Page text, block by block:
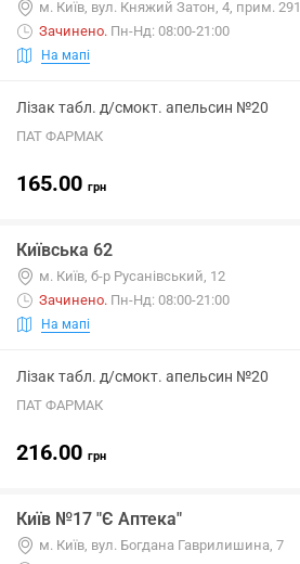
м. Київ, вул. Княжий Затон, 4, прим. 291
Зачинено. Пн-Нд: 08:00-21:00
На мапі
Лізак табл. д/смокт. апельсин №20
ПАТ ФАРМАК
165.00 грн
Київська 62
м. Київ, б-р Русанівський, 12
Зачинено. Пн-Нд: 08:00-21:00
На мапі
Лізак табл. д/смокт. апельсин №20
ПАТ ФАРМАК
216.00 грн
Київ №17 "Є Аптека"
м. Київ, вул. Богдана Гаврилишина, 7